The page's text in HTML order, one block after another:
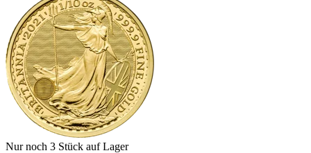
Nur noch 3 Stück auf Lager